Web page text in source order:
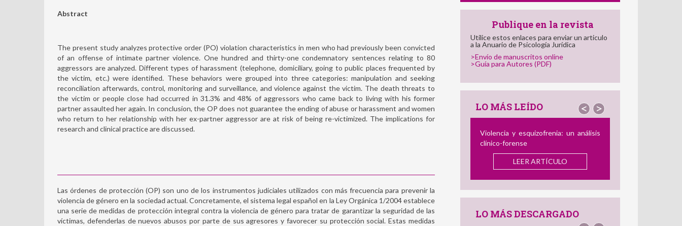
Abstract
The present study analyzes protective order (PO) violation characteristics in men who had previously been convicted
of an offense of intimate partner violence. One hundred and thirty-one condemnatory sentences relating to 80
aggressors are analyzed. Different types of harassment (telephone, domiciliary, going to public places frequented by
the victim, etc.) were identified. These behaviors were grouped into three categories: manipulation and seeking
reconciliation afterwards, control, monitoring and surveillance, and violence against the victim. The death threats to
the victim or people close had occurred in 31.3% and 48% of aggressors who came back to living with his former
partner assaulted her again. In conclusion, the OP does not guarantee the ending of abuse or harassment and women
who return to her relationship with her ex-partner aggressor are at risk of being re-victimized. The implications for
research and clinical practice are discussed.
Las órdenes de protección (OP) son uno de los instrumentos judiciales utilizados con más frecuencia para prevenir la
violencia de género en la sociedad actual. Concretamente, el sistema legal español en la Ley Orgánica 1/2004 establece
una serie de medidas de protección integral contra la violencia de género para tratar de garantizar la seguridad de las
víctimas, defenderlas de nuevos abusos por parte de sus agresores y favorecer su protección social. Estas medidas
Publique en la revista
Utilice estos enlaces para enviar un articulo
a la Anuario de Psicología Jurídica
>Envío de manuscritos online
>Guía para Autores (PDF)
LO MÁS LEÍDO < >
El Perfil del Consumidor de Imágenes
de Abuso Sexual Infantil: Semejanzas
y Diferencias con el Agresoroffline
el Delincuente Dual
LEER ARTÍCULO